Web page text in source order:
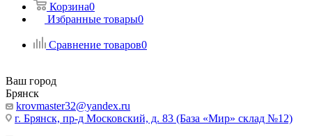
Корзина0
Избранные товары0
Сравнение товаров0
Ваш город
Брянск
krovmaster32@yandex.ru
г. Брянск, пр-д Московский, д. 83 (База «Мир» склад №12)